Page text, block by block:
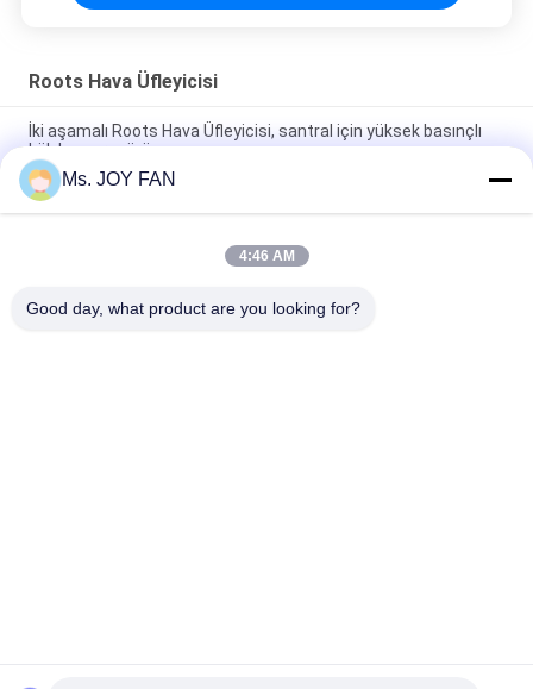
Roots Hava Üfleyicisi
İki aşamalı Roots Hava Üfleyicisi, santral için yüksek basınçlı
kök kompresörü
Geniş uygulamalar için BKD-3000 Üç Loblu Roots Blower ve
kompresörler 100KPA-150KPA
İkinci Aşama Roots Hava Üfleyicisi 100KPA - Yüksek basınçlı
Ms. JOY FAN
4:46 AM
Good day, what product are you looking for?